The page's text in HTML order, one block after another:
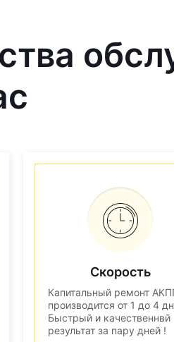
Скорость
Капитальный ремонт
производится от 1 до 4
Быстрый и качественнвй
результат за пару дней !